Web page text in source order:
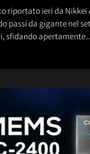
riportato ieri da Nikkei
passi da gigante nel
sfidando